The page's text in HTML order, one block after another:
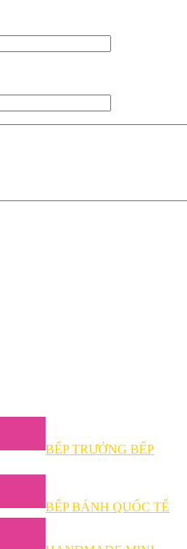
BẾP TRƯỞNG BẾP
BẾP BÁNH QUỐC TẾ